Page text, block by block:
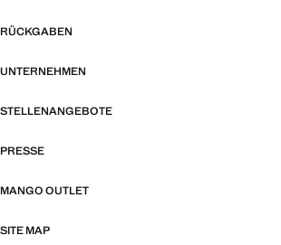
RÜCKGABEN
UNTERNEHMEN
STELLENANGEBOTE
PRESSE
MANGO OUTLET
SITE MAP